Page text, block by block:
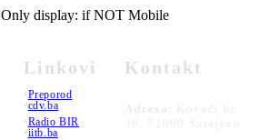
Only display: if NOT Mobile
Linkovi
•Preporod
•cdv.ba
•Radio BIR
•iitb.ba
Kontakt
Adresa:
Kovači br.
36, 71000 Sarajevo